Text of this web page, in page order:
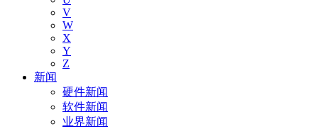
V
W
X
Y
Z
新闻
硬件新闻
软件新闻
业界新闻